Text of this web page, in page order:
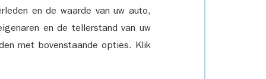
en de waarde van uw auto,
en de tellerstand van uw
met bovenstaande opties. Klik